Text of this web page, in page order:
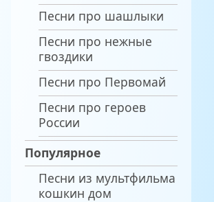
Песни про шашлыки
Песни про нежные
гвоздики
Песни про Первомай
Песни про героев
России
Популярное
Песни из мультфильма
кошкин дом